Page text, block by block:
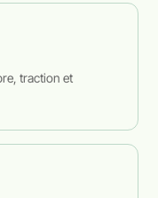
traction et